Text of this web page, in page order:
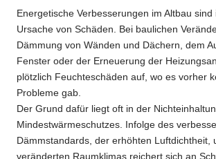
Energetische Verbesserungen im Altbau
Ursache von Schäden. Bei baulichen
Dämmung von Wänden und Dächern, dem
Fenster oder der Erneuerung der
plötzlich Feuchteschäden auf, wo es vorher
Probleme gab.
Der Grund dafür liegt oft in der
Mindestwärmeschutzes. Infolge des
Dämmstandards, der erhöhten Luftdichtheit,
veränderten Raumklimas reichert sich an